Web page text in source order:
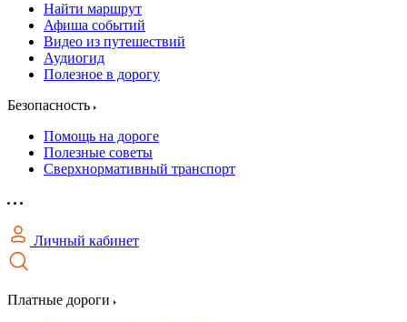
Найти маршрут
Афиша событий
Видео из путешествий
Аудиогид
Полезное в дорогу
Безопасность
Помощь на дороге
Полезные советы
Сверхнормативный транспорт
Личный кабинет
Платные дороги